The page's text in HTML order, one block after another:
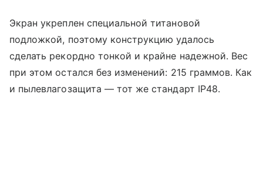
Экран укреплен специальной титановой
подложкой, поэтому конструкцию удалось
сделать рекордно тонкой и крайне надежной. Вес
при этом остался без изменений: 215 граммов. Как
и пылевлагозащита — тот же стандарт IP48.